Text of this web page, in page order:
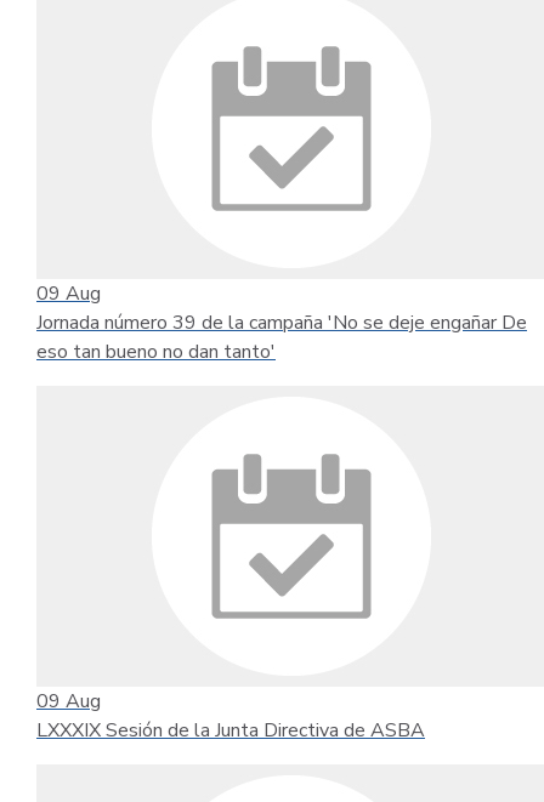
09 Aug
Jornada número 39 de la campaña 'No se deje engañar De
eso tan bueno no dan tanto'
09 Aug
LXXXIX Sesión de la Junta Directiva de ASBA